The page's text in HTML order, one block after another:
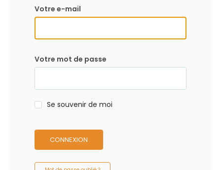
Votre e-mail
Votre mot de passe
Se souvenir de moi
CONNEXION